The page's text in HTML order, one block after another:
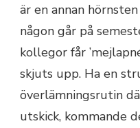
är en annan
någon går på
kollegor får
skjuts upp. Ha en
överlämningsrutin
utskick, kommande